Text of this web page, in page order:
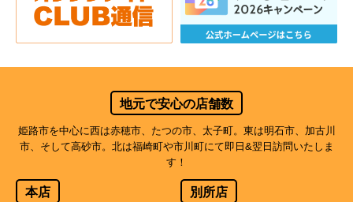
地元で安心の店舗数
姫路市を中心に西は赤穂市、たつの市、太子町。東は明石市、加古川
市、そして高砂市。北は福崎町や市川町にて即日&翌日訪問いたしま
す！
本店 別所店